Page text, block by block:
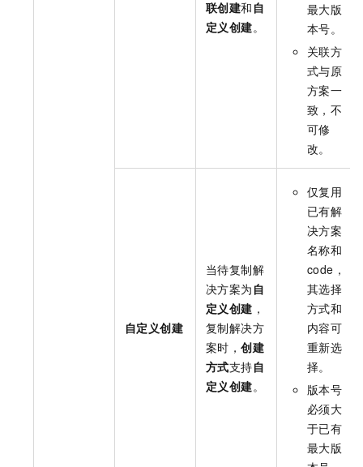
联创建和 自
定义创建。
最大版
本号。
关联方
式与原
方案一
致，不
可修
改。
自定义创建
当待复制解
决方案为 自
定义创建 ，
复制解决方
案时，创建
方式支持自
定义创建。
仅复用
已有解
决方案
名称和
code，
其选择
方式和
内容可
重新选
择。
版本号
必须大
于已有
最大版